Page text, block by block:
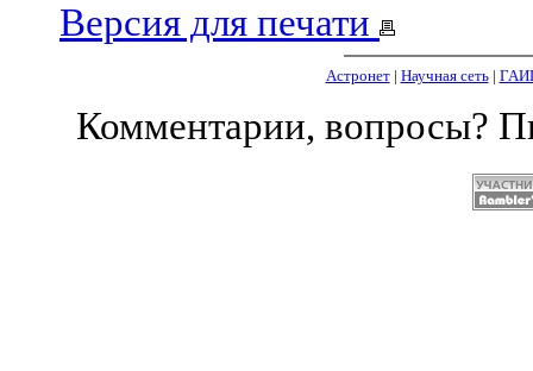
Версия для печати
Астронет| Научная сеть|
Комментарии, вопросы?